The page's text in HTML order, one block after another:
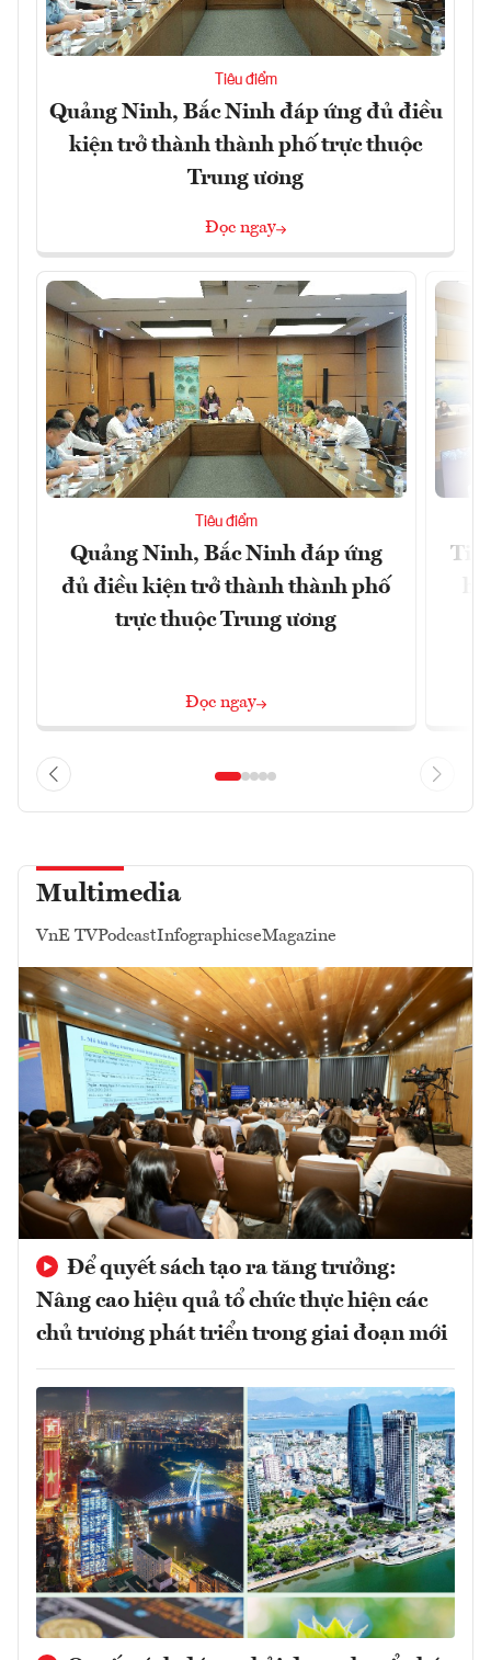
Tiêu điểm
Quảng Ninh, Bắc Ninh đáp ứng đủ điều
kiện trở thành thành phố trực thuộc
Trung ương
Đọc ngay
Tiêu điểm
Quảng Ninh, Bắc Ninh đáp ứng
đủ điều kiện trở thành thành phố
trực thuộc Trung ương
Đọc ngay
Multimedia
VnE TVPodcastInfographicseMagazine
Để quyết sách tạo ra tăng trưởng:
Nâng cao hiệu quả tổ chức thực hiện các
chủ trương phát triển trong giai đoạn mới